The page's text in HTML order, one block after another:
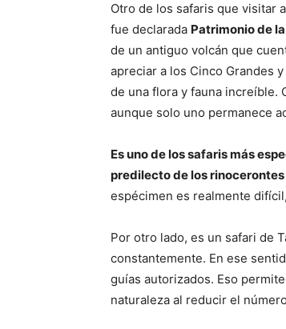
Otro de los safaris que visitar
fue declarada Patrimonio de
de un antiguo volcán que
apreciar a los Cinco Grandes
de una flora y fauna increíble.
aunque solo uno permanece
Es uno de los safaris más
predilecto de los
espécimen es realmente
Por otro lado, es un safari de
constantemente. En ese
guías autorizados. Eso
naturaleza al reducir el